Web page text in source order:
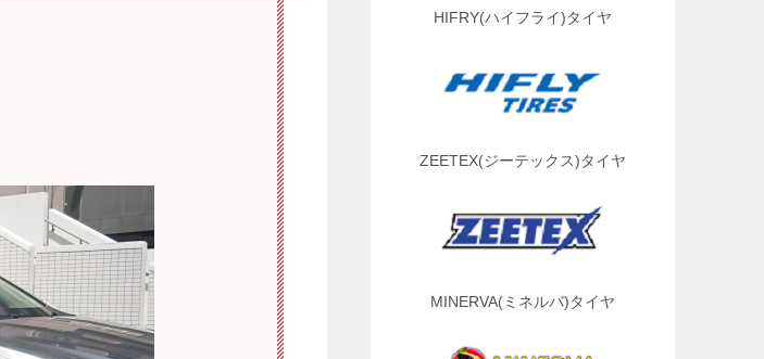
HIFRY(ハイフライ)タイヤ
ZEETEX(ジーテックス)タイヤ
MINERVA(ミネルバ)タイヤ